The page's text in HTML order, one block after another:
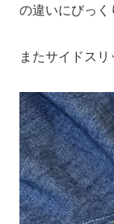
の違いにびっく
またサイドスリ